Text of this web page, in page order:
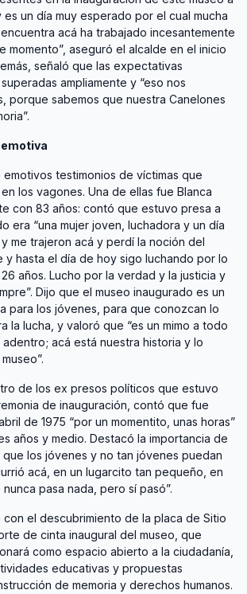
un día muy esperado por el cual mucha
acá ha trabajado incesantemente
momento”, aseguró el alcalde en el inicio
señaló que las expectativas
ampliamente y “eso nos
porque sabemos que nuestra Canelones
testimonios de víctimas que
los vagones. Una de ellas fue Blanca
con 83 años: contó que estuvo presa a
era “una mujer joven, luchadora y un día
me trajeron acá y perdí la noción del
y hasta el día de hoy sigo luchando por lo
años. Lucho por la verdad y la justicia y
Dijo que el museo inaugurado es un
para los jóvenes, para que conozcan lo
la lucha, y valoró que “es un mimo a todo
acá está nuestra historia y lo
de los ex presos políticos que estuvo
de inauguración, contó que fue
de 1975 “por un momentito, unas horas”
años y medio. Destacó la importancia de
que los jóvenes y no tan jóvenes puedan
acá, en un lugarcito tan pequeño, en
pasa nada, pero sí pasó”.
con el descubrimiento de la placa de Sitio
de cinta inaugural del museo, que
como espacio abierto a la ciudadanía,
educativas y propuestas
de memoria y derechos humanos.